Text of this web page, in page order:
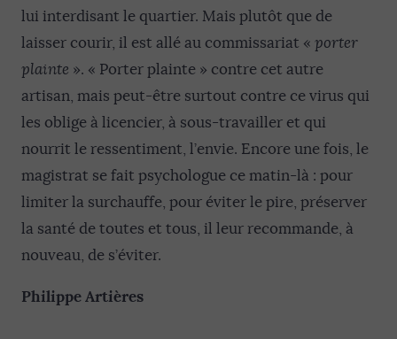
lui interdisant le quartier. Mais plutôt que de
laisser courir, il est allé au commissariat « porter
plainte ». « Porter plainte » contre cet autre
artisan, mais peut-être surtout contre ce virus qui
les oblige à licencier, à sous-travailler et qui
nourrit le ressentiment, l’envie. Encore une fois, le
magistrat se fait psychologue ce matin-là : pour
limiter la surchauffe, pour éviter le pire, préserver
la santé de toutes et tous, il leur recommande, à
nouveau, de s’éviter.
Philippe Artières